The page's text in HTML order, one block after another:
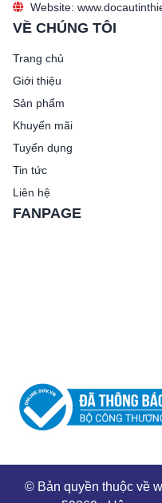
Website:
VỀ CHÚNG TÔI
Trang chủ
Giới thiệu
Sản phẩm
Khuyến mãi
Tuyển dụng
Tin tức
Liên hệ
FANPAGE
© Bản quyền thuộc về